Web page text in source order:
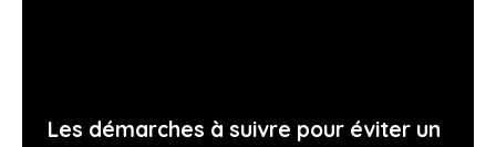
Les démarches à suivre pour éviter un